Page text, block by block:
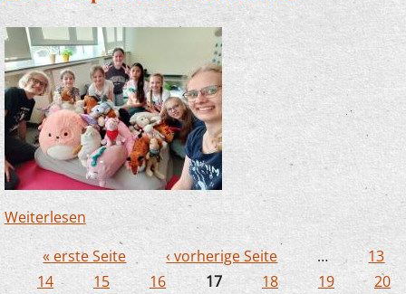
Weiterlesen über Musikalischer Nervenkitzel und
Fußballfieber: Unser Sinfonieorchester
erwartet spannendes Wochenende
Seiten
« erste Seite ‹ vorherige Seite …
13
14
15 16 17 18 19
20